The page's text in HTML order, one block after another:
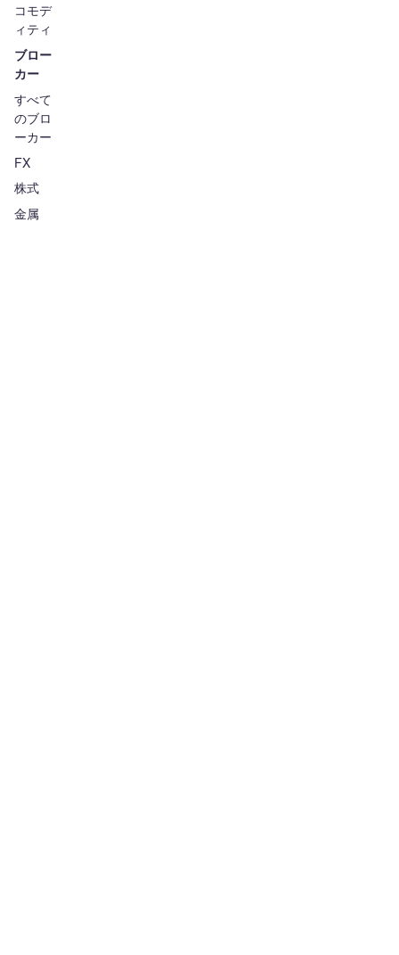
コモデ
ィティ
ブロー
カー
すべて
のブロ
ーカー
FX
株式
金属